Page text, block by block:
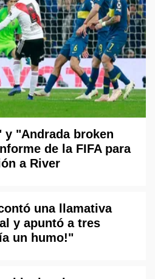
"Andrada broken
de la FIFA para
a River
una llamativa
y apuntó a tres
un humo!"